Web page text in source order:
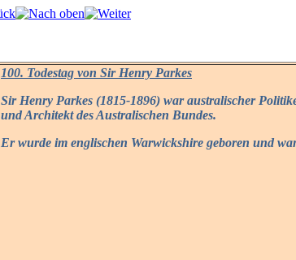
100. Todestag von Sir Henry Parkes
Sir Henry Parkes (1815-1896) war australischer
und Architekt des Australischen Bundes.
Er wurde im englischen Warwickshire geboren und